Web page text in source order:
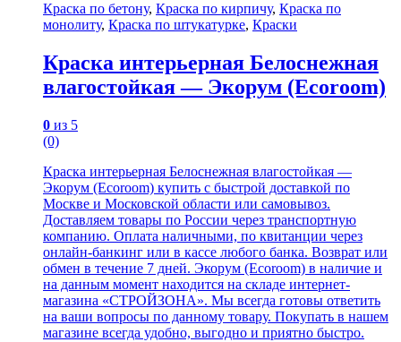
Краска по бетону, Краска по кирпичу, Краска по
монолиту, Краска по штукатурке, Краски
Краска интерьерная Белоснежная
влагостойкая — Экорум (Ecoroom)
0 из 5
(0)
Краска интерьерная Белоснежная влагостойкая —
Экорум (Ecoroom) купить с быстрой доставкой по
Москве и Московской области или самовывоз.
Доставляем товары по России через транспортную
компанию. Оплата наличными, по квитанции через
онлайн-банкинг или в кассе любого банка. Возврат или
обмен в течение 7 дней. Экорум (Ecoroom) в наличие и
на данным момент находится на складе интернет-
магазина «СТРОЙЗОНА». Мы всегда готовы ответить
на ваши вопросы по данному товару. Покупать в нашем
магазине всегда удобно, выгодно и приятно быстро.